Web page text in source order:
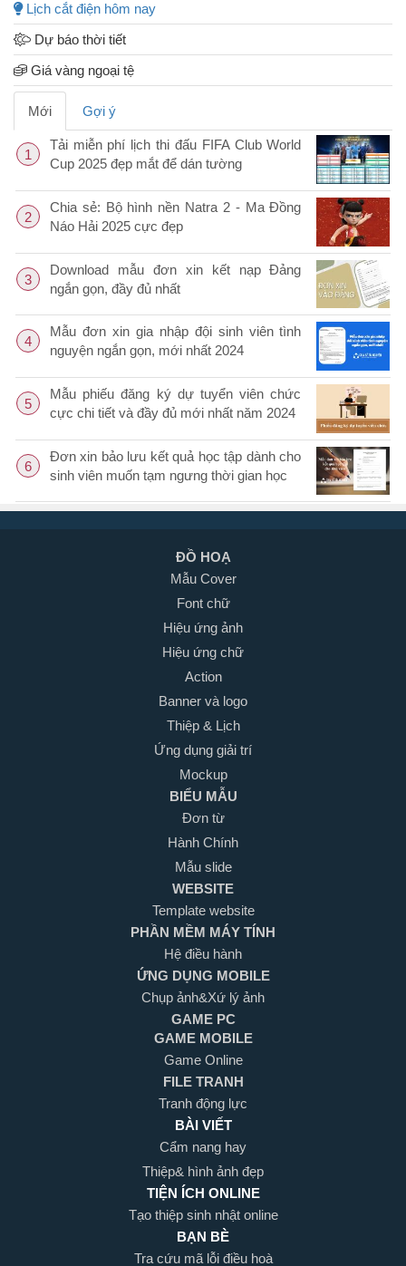
Lịch cắt điện hôm nay
Dự báo thời tiết
Giá vàng ngoại tệ
Mới Gợi ý
1
Tải miễn phí lịch thi đấu FIFA Club World
Cup 2025 đẹp mắt để dán tường
2
Chia sẻ: Bộ hình nền Natra 2 - Ma Đồng
Náo Hải 2025 cực đẹp
3
Download mẫu đơn xin kết nạp Đảng
ngắn gọn, đầy đủ nhất
4
Mẫu đơn xin gia nhập đội sinh viên tình
nguyện ngắn gọn, mới nhất 2024
5
Mẫu phiếu đăng ký dự tuyển viên chức
cực chi tiết và đầy đủ mới nhất năm 2024
6
Đơn xin bảo lưu kết quả học tập dành cho
sinh viên muốn tạm ngưng thời gian học
ĐỒ HOẠ
Mẫu Cover
Font chữ
Hiệu ứng ảnh
Hiệu ứng chữ
Action
Banner và logo
Thiệp & Lịch
Ứng dụng giải trí
Mockup
BIỂU MẪU
Đơn từ
Hành Chính
Mẫu slide
WEBSITE
Template website
PHẦN MỀM MÁY TÍNH
Hệ điều hành
ỨNG DỤNG MOBILE
Chụp ảnh&Xứ lý ảnh
GAME PC
GAME MOBILE
Game Online
FILE TRANH
Tranh động lực
BÀI VIẾT
Cẩm nang hay
Thiệp& hình ảnh đẹp
TIỆN ÍCH ONLINE
Tạo thiệp sinh nhật online
BẠN BÈ
Tra cứu mã lỗi điều hoà